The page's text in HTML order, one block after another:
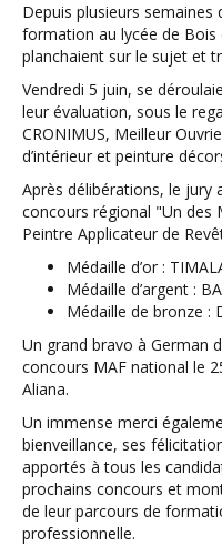
Depuis plusieurs semaines
formation au lycée de Bois
planchaient sur le sujet et
Vendredi 5 juin, se
leur évaluation, sous le
CRONIMUS, Meilleur
d’intérieur et peinture
Après délibérations, le jury
concours régional "Un des
Peintre Applicateur de
Médaille d’or :
Médaille d’argent :
Médaille de bronze :
Un grand bravo à German
concours MAF national le
Aliana.
Un immense merci
bienveillance, ses
apportés à tous les
prochains concours et
de leur parcours de
professionnelle.